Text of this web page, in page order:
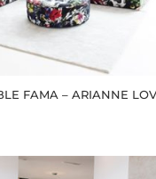
FAMA – ARIANNE